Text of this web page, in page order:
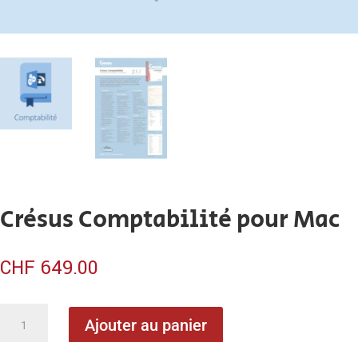
Crésus Comptabilité pour Mac
CHF 649.00
Ajouter au panier